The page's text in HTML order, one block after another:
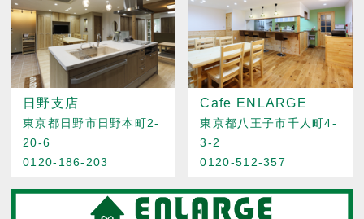
日野支店
東京都日野市日野本町2-
20-6
0120-186-203
Cafe ENLARGE
東京都八王子市千人町4-
3-2
0120-512-357